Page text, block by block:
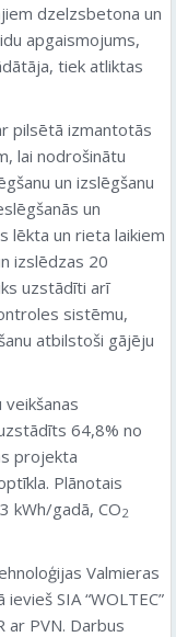
dzelzsbetona un
apgaismojums,
tiek atliktas
pilsētā izmantotās
lai nodrošinātu
un izslēgšanu
un
lēkta un rieta laikiem
izslēdzas 20
uzstādīti arī
sistēmu,
atbilstoši gājēju
64,8% no
projekta
Plānotais
kWh/gadā, CO2
Valmieras
SIA “WOLTEC”
ar PVN. Darbus